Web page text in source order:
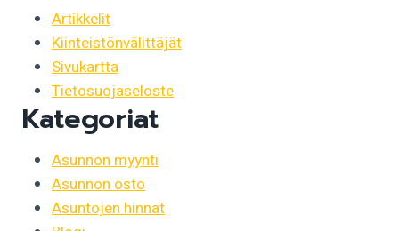
Artikkelit
Kiinteistönvälittäjät
Sivukartta
Tietosuojaseloste
Kategoriat
Asunnon myynti
Asunnon osto
Asuntojen hinnat